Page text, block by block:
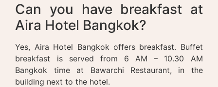
Can you have breakfast at
Aira Hotel Bangkok?
Yes, Aira Hotel Bangkok offers breakfast. Buffet
breakfast is served from 6 AM – 10.30 AM
Bangkok time at Bawarchi Restaurant, in the
building next to the hotel.